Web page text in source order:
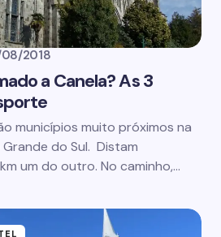
08/2018
a Canela? As 3
municípios muito próximos na
do Sul. Distam
um do outro. No caminho,…